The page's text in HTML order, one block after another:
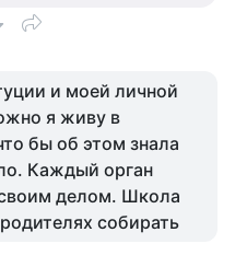
и моей личной
я живу в
бы об этом знала
Каждый орган
делом. Школа
собирать